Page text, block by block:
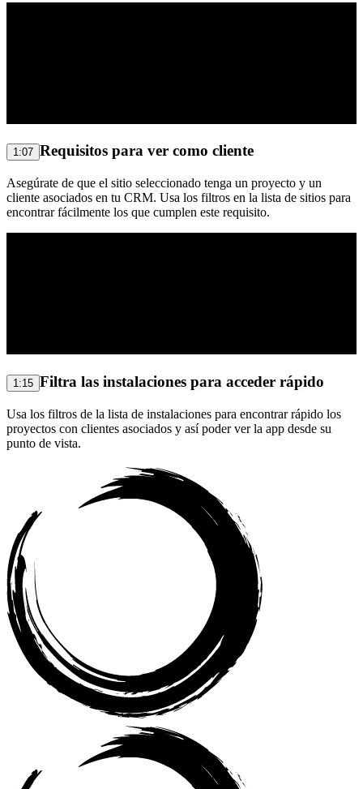
1:07 Requisitos para ver como cliente
Asegúrate de que el sitio seleccionado tenga un proyecto y un
cliente asociados en tu CRM. Usa los filtros en la lista de sitios para
encontrar fácilmente los que cumplen este requisito.
1:15 Filtra las instalaciones para acceder rápido
Usa los filtros de la lista de instalaciones para encontrar rápido los
proyectos con clientes asociados y así poder ver la app desde su
punto de vista.